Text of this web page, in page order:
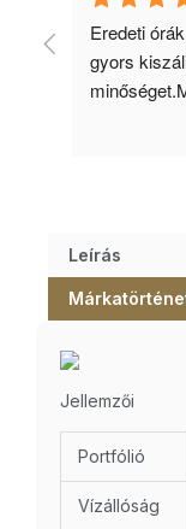
Eredeti
gyors
Leírás
Jellemzői
Portfólió
Vízállóság